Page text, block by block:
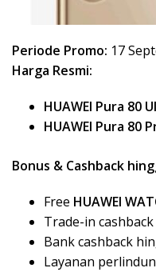
Periode Promo: 17
Harga Resmi:
HUAWEI Pura 80
HUAWEI Pura 80
Bonus & Cashback
Free HUAWEI
Trade-in
Bank cashback
Layanan